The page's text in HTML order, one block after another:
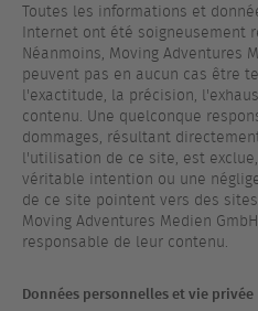
Toutes les informations et
Internet ont été soigneusement
Néanmoins, Moving Adventures
peuvent pas en aucun cas être
l'exactitude, la précision,
contenu. Une quelconque
dommages, résultant
l'utilisation de ce site, est
véritable intention ou une
de ce site pointent vers des
Moving Adventures Medien
responsable de leur contenu.
Données personnelles et vie privée